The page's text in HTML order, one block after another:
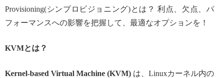
Provisioning(シンプロビジョニング)とは？ 利点、欠点、パ
フォーマンスへの影響を把握して、最適なオプションを！
KVMとは？
Kernel-based Virtual Machine (KVM) は、Linuxカーネル内の